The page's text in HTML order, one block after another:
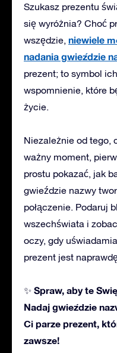
Szukasz prezentu
się wyróżnia? Choć
wszędzie, niewiele
nadania gwieździe
prezent; to symbol
wspomnienie, które
życie.
Niezależnie od tego,
ważny moment,
prostu pokazać, jak
gwieździe nazwy
połączenie. Podaruj
wszechświata i
oczy, gdy
prezent jest
✨ Spraw, aby te
Nadaj gwieździe
Ci parze prezent,
zawsze!